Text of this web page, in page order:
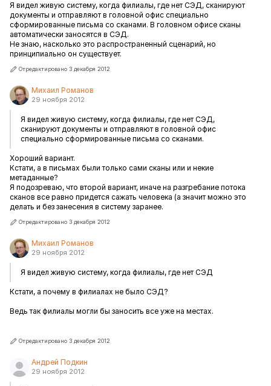
Я видел живую систему, когда филиалы, где нет СЭД, сканируют
документы и отправляют в головной офис специально
сформированные письма со сканами. В головном офисе сканы
автоматически заносятся в СЭД.
Не знаю, насколько это распространенный сценарий, но
принципиально он существует.
Отредактировано 3 декабря 2012
Михаил Романов
29 ноября 2012
Я видел живую систему, когда филиалы, где нет СЭД,
сканируют документы и отправляют в головной офис
специально сформированные письма со сканами.
Хороший вариант.
Кстати, а в письмах были только сами сканы или и некие
метаданные?
Я подозреваю, что второй вариант, иначе на разгребание потока
сканов все равно придется сажать человека (а значит можно это
делать и без занесения в систему заранее.
Отредактировано 3 декабря 2012
Михаил Романов
29 ноября 2012
Я видел живую систему, когда филиалы, где нет СЭД
Кстати, а почему в филиалах не было СЭД?
Ведь так филиалы могли бы заносить все уже на местах.
Отредактировано 3 декабря 2012
Андрей Подкин
29 ноября 2012